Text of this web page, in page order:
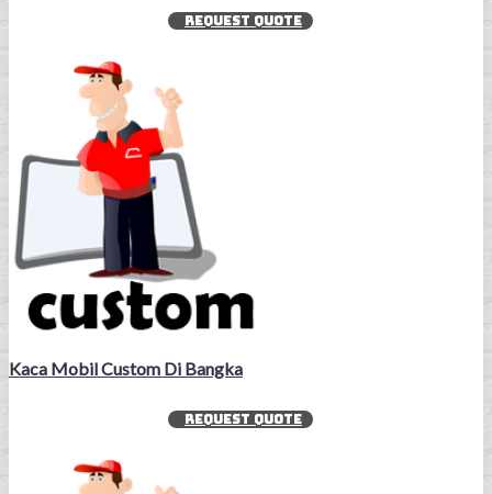
REQUEST QUOTE
Kaca Mobil Custom Di Bangka
REQUEST QUOTE